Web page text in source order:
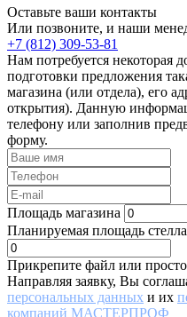
Оставьте ваши контакты
Или позвоните, и наши
+7 (812) 309-53-81
Нам потребуется некоторая
подготовки предложения
магазина (или отдела), его
открытия). Данную
телефону или заполнив
форму.
Площадь магазина
Планируемая площадь
Прикрепите файл или
Направляя заявку, Вы
персональных данных и их
компаний МАСТЕРПРОФ